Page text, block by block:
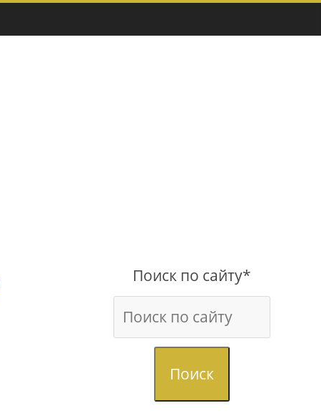
Поиск по сайту*
Поиск